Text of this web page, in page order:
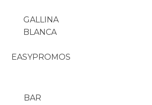
GALLINA
BLANCA
EASYPROMOS
BAR